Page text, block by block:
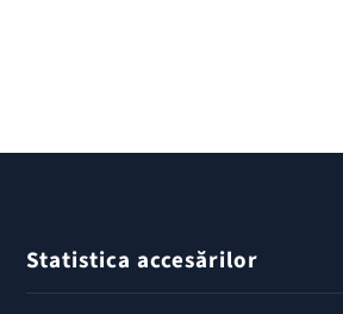
Statistica accesărilor